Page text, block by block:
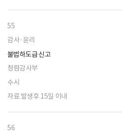
55
감사·윤리
불법하도급 신고
청렴감사부
수시
자료 발생후 15일 이내
56